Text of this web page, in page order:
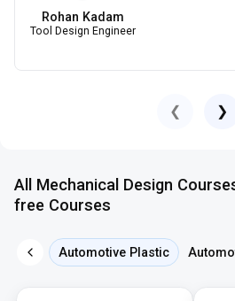
Rohan Kadam
Tool Design Engineer
❮ ❯
All Mechanical Design
free Courses
Automotive Plastic